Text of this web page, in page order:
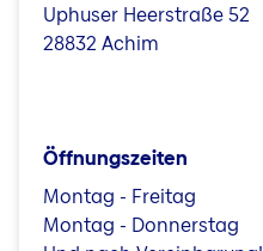
Uphuser Heerstraße 52
28832 Achim
Öffnungszeiten
Montag - Freitag
Montag - Donnerstag